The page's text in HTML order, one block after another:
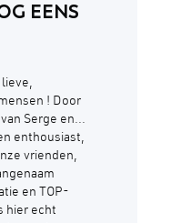
EENS
! Door
Serge en...
enthousiast,
vrienden,
en TOP-
hier echt